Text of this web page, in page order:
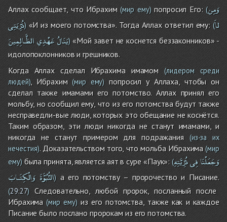
Аллах сообщает, что Ибрахим(мир ему)попросил Его:(وَمِن
ذُرِّيَتِى)«И из моего потомства». Тогда Аллах ответил ему: (لاَ
يَنَالُعَهْدِيالظَّـالِمِينَ )«Мой завет не коснется беззаконников» -
идолопоклонников и грешников.
Когда Аллах сделал Ибрахима имамом (лидером среди
людей), Ибрахим(мир ему) попросил у Аллаха, чтобы он
сделал также имамами его потомство. Аллах принял его
мольбу, но сообщил ему, что из его потомства будут также
несправедли-вые люди, которых это обещание не коснётся.
Таким образом, эти люди никогда не станут имамами, и
никогда не станут примером для подражания(из-за их
нечестия). Доказательством того, что мольба Ибрахима (мир
ему)была принята, является аят в суре «Паук»: ( وَجَعَلْنَافِىذُرِّيَّتِهِ
النُّبُوَّةَ وَالْكِتَـابَ ) а его потомству – пророчество и Писание.
(29:27) Следовательно, любой пророк, посланный после
Ибрахима (мир ему)из его потомства, также как и каждое
Писание было послано пророкам из его потомства.